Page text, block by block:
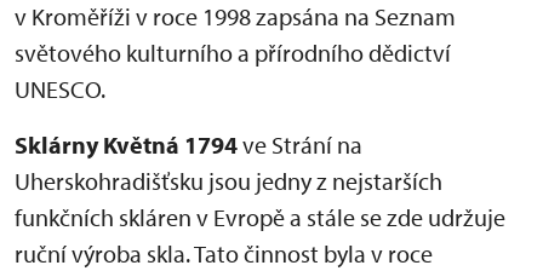
v Kroměříži v roce 1998 zapsána na Seznam
světového kulturního a přírodního dědictví
UNESCO.
Sklárny Květná 1794ve Strání na
Uherskohradišťsku jsou jedny z nejstarších
funkčních skláren v Evropě a stále se zde udržuje
ruční výroba skla. Tato činnost byla v roce